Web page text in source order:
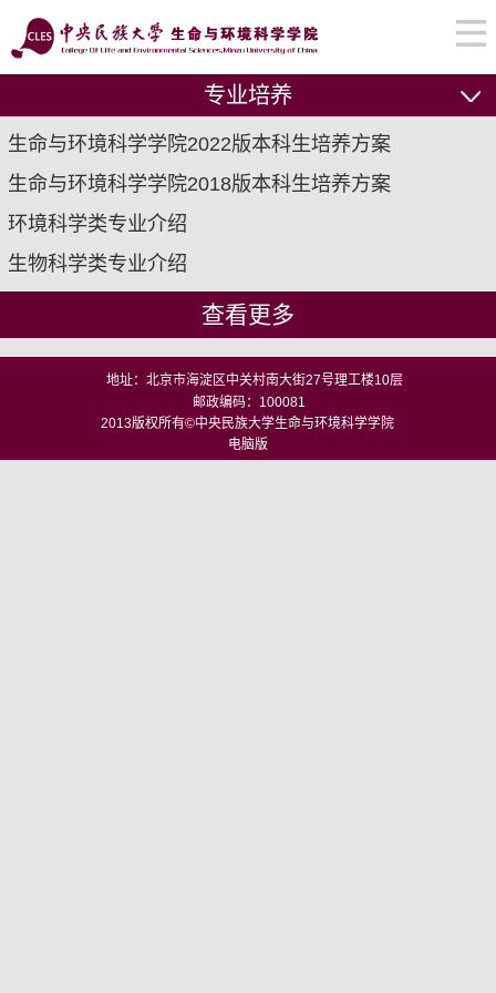
专业培养
生命与环境科学学院2022版本科生培养方案
生命与环境科学学院2018版本科生培养方案
环境科学类专业介绍
生物科学类专业介绍
查看更多
地址：北京市海淀区中关村南大街27号理工楼10层
邮政编码：100081
2013版权所有©中央民族大学生命与环境科学学院
电脑版